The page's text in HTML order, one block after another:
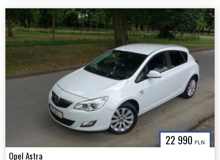
22 990 PLN
Opel Astra